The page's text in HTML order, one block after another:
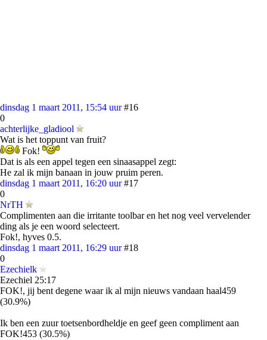
dinsdag 1 maart 2011, 15:54 uur #16
0
achterlijke_gladiool
Wat is het toppunt van fruit?
Fok!
Dat is als een appel tegen een sinaasappel zegt:
He zal ik mijn banaan in jouw pruim peren.
dinsdag 1 maart 2011, 16:20 uur #17
0
NrTH
Complimenten aan die irritante toolbar en het nog veel vervelender
ding als je een woord selecteert.
Fok!, hyves 0.5.
dinsdag 1 maart 2011, 16:29 uur #18
0
Ezechielk
Ezechiel 25:17
FOK!, jij bent degene waar ik al mijn nieuws vandaan haal459
(30.9%)
Ik ben een zuur toetsenbordheldje en geef geen compliment aan
FOK!453 (30.5%)